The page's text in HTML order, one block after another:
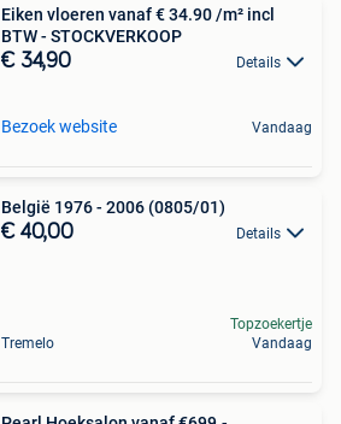
Eiken vloeren vanaf € 34.90 /m² incl
BTW - STOCKVERKOOP
€ 34,90 Details
Bezoek website Vandaag
België 1976 - 2006 (0805/01)
€ 40,00 Details
Tremelo
Topzoekertje
Vandaag